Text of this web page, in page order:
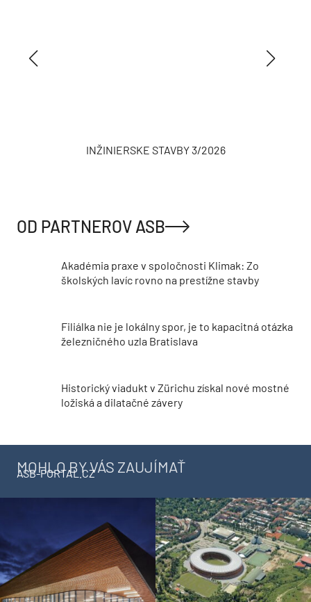
INŽINIERSKE STAVBY 3/2026
OD PARTNEROV ASB
Akadémia praxe v spoločnosti Klimak: Zo
školských lavíc rovno na prestížne stavby
Filiálka nie je lokálny spor, je to kapacitná otázka
železničného uzla Bratislava
Historický viadukt v Zürichu získal nové mostné
ložiská a dilatačné závery
MOHLO BY VÁS ZAUJÍMAŤ
ASB-PORTAL.CZ